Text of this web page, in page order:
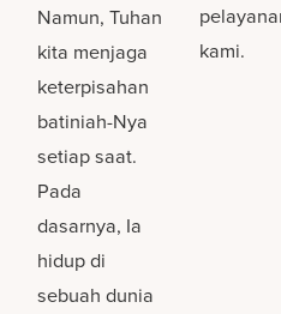
Namun, Tuhan
kita menjaga
keterpisahan
batiniah-Nya
setiap saat.
Pada
dasarnya, Ia
hidup di
sebuah dunia
kami.